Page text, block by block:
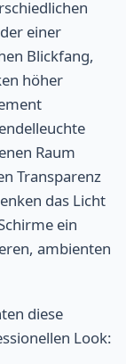
einer
Blickfang,
höher
Raum
Transparenz
das Licht
ein
ambienten
diese
Look: